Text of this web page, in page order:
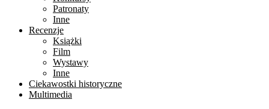
Patronaty
Inne
Recenzje
Książki
Film
Wystawy
Inne
Ciekawostki historyczne
Multimedia